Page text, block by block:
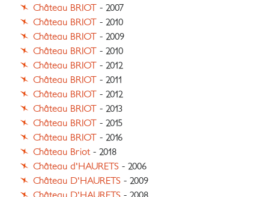
Château BRIOT - 2007
Château BRIOT - 2010
Château BRIOT - 2009
Château BRIOT - 2010
Château BRIOT - 2012
Château BRIOT - 2011
Château BRIOT - 2012
Château BRIOT - 2013
Château BRIOT - 2015
Château BRIOT - 2016
Château Briot - 2018
Château d'HAURETS - 2006
Château D'HAURETS - 2009